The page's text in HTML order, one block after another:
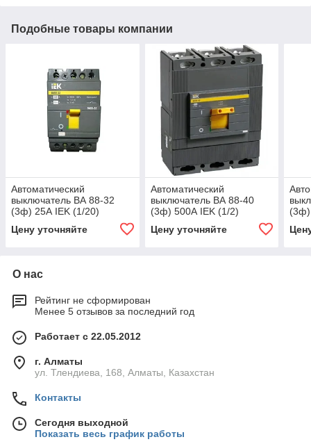
Подобные товары компании
Автоматический
выключатель ВА 88-32
(3ф) 25А IEK (1/20)
Цену уточняйте
Автоматический
выключатель ВА 88-40
(3ф) 500А IEK (1/2)
Цену уточняйте
(3ф)
О нас
Рейтинг не сформирован
Менее 5 отзывов за последний год
Работает с 22.05.2012
г. Алматы
ул. Тлендиева, 168, Алматы, Казахстан
Контакты
Сегодня выходной
Показать весь график работы